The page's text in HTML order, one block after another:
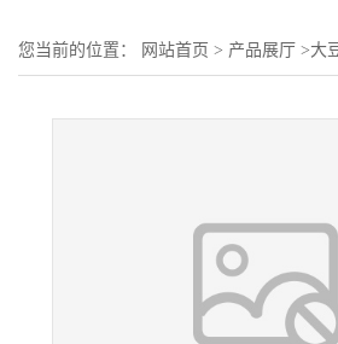
您当前的位置： 网站首页 > 产品展厅 >大